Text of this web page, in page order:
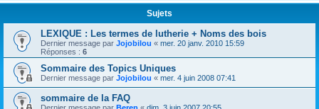
r
Sujets
LEXIQUE : Les termes de lutherie + Noms des bois
Dernier message par Jojobilou « mer. 20 janv. 2010 15:59
Réponses : 6
Sommaire des Topics Uniques
Dernier message par Jojobilou « mer. 4 juin 2008 07:41
sommaire de la FAQ
Dernier message par Beren « dim. 3 juin 2007 20:55